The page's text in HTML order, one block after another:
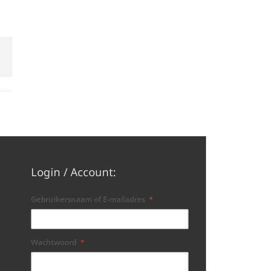
Login / Account:
Gebruikersnaam of E-mailadres *
Wachtwoord *